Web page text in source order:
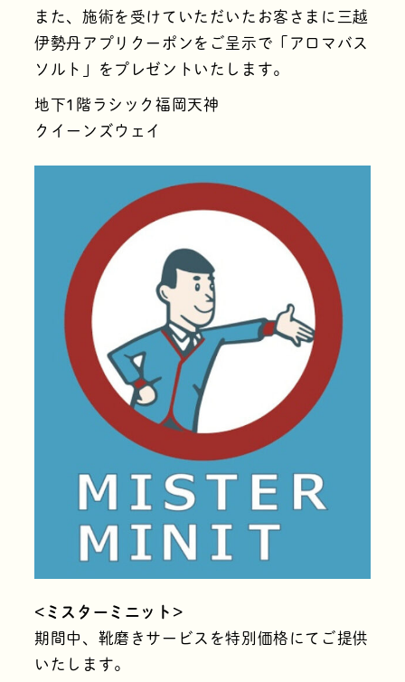
また、施術を受けていただいたお客さまに三越
伊勢丹アプリクーポンをご呈示で「アロマバス
ソルト」をプレゼントいたします。
地下1階ラシック福岡天神
クイーンズウェイ
<ミスターミニット>
期間中、靴磨きサービスを特別価格にてご提供
いたします。